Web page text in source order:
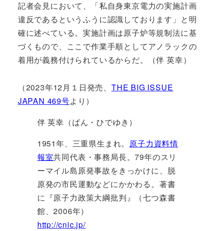
記者会見において、「私自身東京電力の実施計画
違反であるというふうに認識しております」と明
確に述べている。実施計画は原子炉等規制法に基
づくもので、ここで作業手順としてアノラックの
着用が義務付けられているからだ。（伴 英幸）
（2023年12月１日発売、 THE BIG ISSUE
JAPAN 469号より）
伴 英幸（ばん・ひでゆき）
1951年、三重県生まれ。 原子力資料情
報室共同代表・事務局長。79年のスリ
ーマイル島原発事故をきっかけに、脱
原発の市民運動などにかかわる。著書
に『原子力政策大綱批判』（七つ森書
館、2006年）
http://cnic.jp/